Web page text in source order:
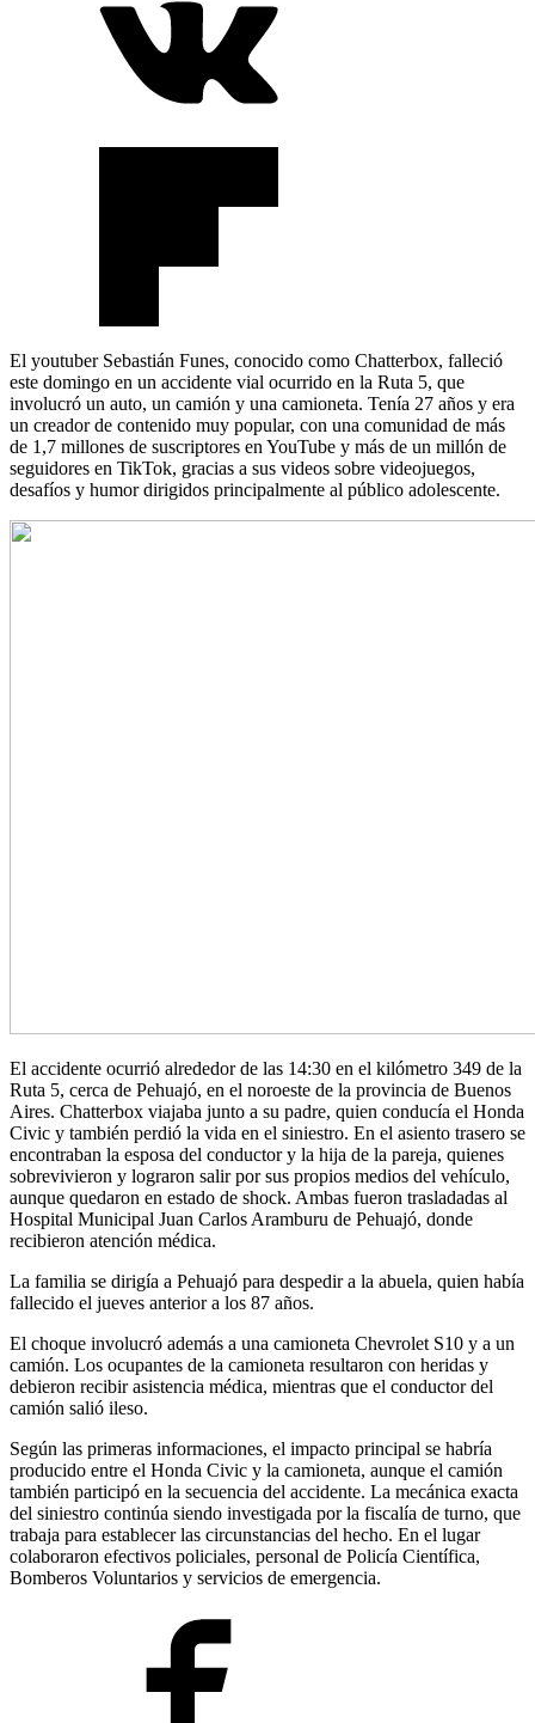
El youtuber Sebastián Funes, conocido como Chatterbox, falleció
este domingo en un accidente vial ocurrido en la Ruta 5, que
involucró un auto, un camión y una camioneta. Tenía 27 años y era
un creador de contenido muy popular, con una comunidad de más
de 1,7 millones de suscriptores en YouTube y más de un millón de
seguidores en TikTok, gracias a sus videos sobre videojuegos,
desafíos y humor dirigidos principalmente al público adolescente.
El accidente ocurrió alrededor de las 14:30 en el kilómetro 349 de la
Ruta 5, cerca de Pehuajó, en el noroeste de la provincia de Buenos
Aires. Chatterbox viajaba junto a su padre, quien conducía el Honda
Civic y también perdió la vida en el siniestro. En el asiento trasero se
encontraban la esposa del conductor y la hija de la pareja, quienes
sobrevivieron y lograron salir por sus propios medios del vehículo,
aunque quedaron en estado de shock. Ambas fueron trasladadas al
Hospital Municipal Juan Carlos Aramburu de Pehuajó, donde
recibieron atención médica.
La familia se dirigía a Pehuajó para despedir a la abuela, quien había
fallecido el jueves anterior a los 87 años.
El choque involucró además a una camioneta Chevrolet S10 y a un
camión. Los ocupantes de la camioneta resultaron con heridas y
debieron recibir asistencia médica, mientras que el conductor del
camión salió ileso.
Según las primeras informaciones, el impacto principal se habría
producido entre el Honda Civic y la camioneta, aunque el camión
también participó en la secuencia del accidente. La mecánica exacta
del siniestro continúa siendo investigada por la fiscalía de turno, que
trabaja para establecer las circunstancias del hecho. En el lugar
colaboraron efectivos policiales, personal de Policía Científica,
Bomberos Voluntarios y servicios de emergencia.